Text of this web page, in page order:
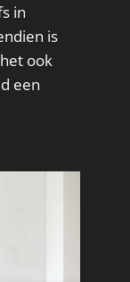
in
is
ook
een